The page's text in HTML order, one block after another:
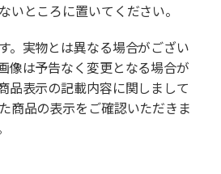
いところに置いてください。
。実物とは異なる場合がござい
像は予告なく変更となる場合が
品表示の記載内容に関しまして
商品の表示をご確認いただきま